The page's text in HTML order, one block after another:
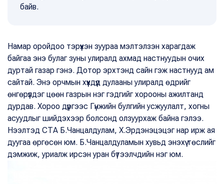
байв.
Намар оройдоо тэрүүхэн зуураа мэлтэлзэн харагдаж
байгаа энэ булаг зуны улиралд ахмад настнуудын очих
дуртай газар гэнэ. Дотор эрхтэнд сайн гэж настнууд ам
сайтай. Энэ орчмын хүүхдүүд дулааны улиралд өдрийг
өнгөрүүлдэг цөөн газрын нэг гэдгийг хорооны ажилтанд
дурдав. Хороо дүүргээс Гүнжийн булгийн усжуулалт, хогны
асуудлыг шийдэхээр болсонд олзуурхаж байна гэлээ.
Нээлтэд СТА Б.Чанцалдулам, Х.Эрдэнэцэцэг нар ирж ая
дуугаа өргөсөн юм. Б.Чанцалдуламын хувьд энэхүү төслийг
дэмжиж, уриалж ирсэн уран бүтээлчдийн нэг юм.